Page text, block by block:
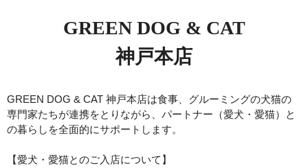
GREEN DOG & CAT
神戸本店
GREEN DOG & CAT 神戸本店は食事、グルーミングの犬猫の
専門家たちが連携をとりながら、パートナー（愛犬・愛猫）と
の暮らしを全面的にサポートします。
【愛犬・愛猫とのご入店について】